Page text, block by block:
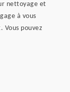
nettoyage et
à vous
Vous pouvez